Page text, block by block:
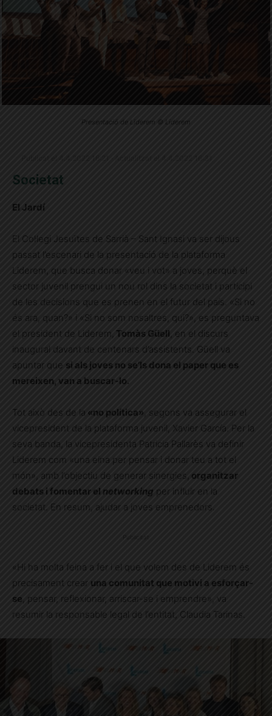
Presentació de Liderem © Liderem
Societat
El Jardí
El Col·legi Jesuïtes de Sarrià – Sant Ignasi va ser dijous
passat l’escenari de la presentació de la plataforma
Liderem, que busca donar «veu i vot» a joves, perquè el
sector juvenil prengui un nou rol dins la societat i participi
de les decisions que es prenen en el futur del país. «Si no
és ara, quan?» i «Si no som nosaltres, qui?», es preguntava
el president de Liderem, Tomàs Güell, en el discurs
inaugural davant de centenars d’assistents. Güell va
apuntar que si als joves no se’ls dona el paper que es
mereixen, van a buscar-lo.
Tot això des de la «no política» , segons va assegurar el
vicepresident de la plataforma juvenil, Xavier García. Per la
seva banda, la vicepresidenta Patricia Pallarès va definir
Liderem com «una eina per pensar i donar teu a tot el
món», amb l’objectiu de generar sinergies, organitzar
debats i fomentar el networking per influir en la
societat. En resum, ajudar a joves emprenedors.
Publicitat
«Hi ha molta feina a fer i el que volem des de Liderem és
precisament crear una comunitat que motivi a esforçar-
se, pensar, reflexionar, arriscar-se i emprendre», va
resumir la responsable legal de l’entitat, Claudia Tarinas.